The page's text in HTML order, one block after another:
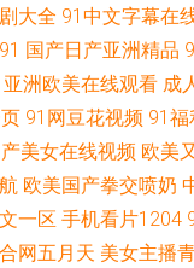
态 九九热这里只有 狼友超碰
国产日日夜夜网站 黄色免费
下载 岛国A片 蜜桃抖阴 久草
大全 91中文字幕在
国产日产亚洲精品
亚洲欧美在线观看 成
91网豆花视频 91福
美女在线视频 欧美
欧美国产拳交喷奶
一区 手机看片1204
网五月天 美女主播